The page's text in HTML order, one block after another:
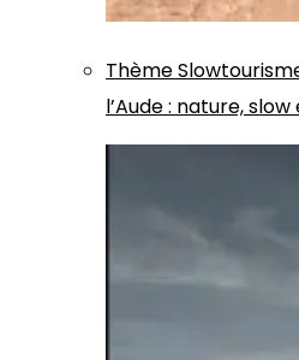
Thème
l’Aude : nature,